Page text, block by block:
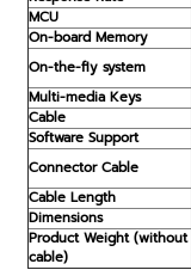
MCU
On-board Memory
On-the-fly system
Multi-media Keys
Cable
Software Support
Connector Cable
Cable Length
Dimensions
Product Weight (without
cable)